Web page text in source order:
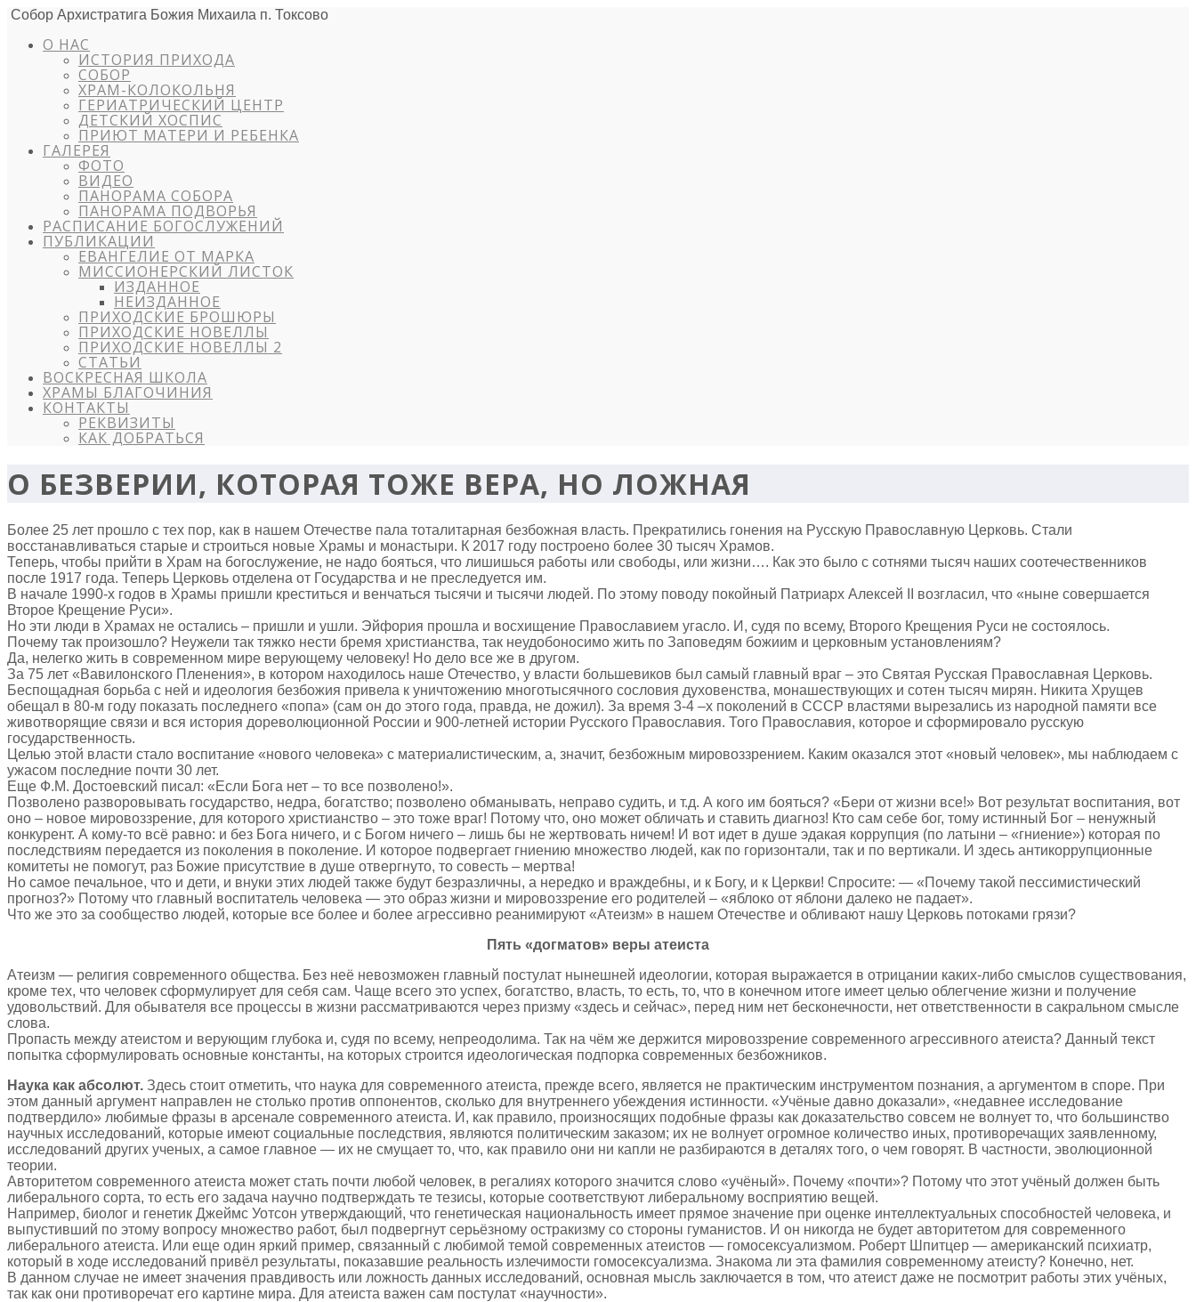
Собор Архистратига Божия Михаила п. Токсово
О НАС
ИСТОРИЯ ПРИХОДА
СОБОР
ХРАМ-КОЛОКОЛЬНЯ
ГЕРИАТРИЧЕСКИЙ ЦЕНТР
ДЕТСКИЙ ХОСПИС
ПРИЮТ МАТЕРИ И РЕБЕНКА
ГАЛЕРЕЯ
ФОТО
ВИДЕО
ПАНОРАМА СОБОРА
ПАНОРАМА ПОДВОРЬЯ
РАСПИСАНИЕ БОГОСЛУЖЕНИЙ
ПУБЛИКАЦИИ
ЕВАНГЕЛИЕ ОТ МАРКА
МИССИОНЕРСКИЙ ЛИСТОК
ИЗДАННОЕ
НЕИЗДАННОЕ
ПРИХОДСКИЕ БРОШЮРЫ
ПРИХОДСКИЕ НОВЕЛЛЫ
ПРИХОДСКИЕ НОВЕЛЛЫ 2
СТАТЬИ
ВОСКРЕСНАЯ ШКОЛА
ХРАМЫ БЛАГОЧИНИЯ
КОНТАКТЫ
РЕКВИЗИТЫ
КАК ДОБРАТЬСЯ
О БЕЗВЕРИИ, КОТОРАЯ ТОЖЕ ВЕРА, НО ЛОЖНАЯ
Более 25 лет прошло с тех пор, как в нашем Отечестве пала тоталитарная безбожная власть. Прекратились гонения на Русскую Православную Церковь. Стали
восстанавливаться старые и строиться новые Храмы и монастыри. К 2017 году построено более 30 тысяч Храмов.
Теперь, чтобы прийти в Храм на богослужение, не надо бояться, что лишишься работы или свободы, или жизни…. Как это было с сотнями тысяч наших соотечественников
после 1917 года. Теперь Церковь отделена от Государства и не преследуется им.
В начале 1990-х годов в Храмы пришли креститься и венчаться тысячи и тысячи людей. По этому поводу покойный Патриарх Алексей II возгласил, что «ныне совершается
Второе Крещение Руси».
Но эти люди в Храмах не остались – пришли и ушли. Эйфория прошла и восхищение Православием угасло. И, судя по всему, Второго Крещения Руси не состоялось.
Почему так произошло? Неужели так тяжко нести бремя христианства, так неудобоносимо жить по Заповедям божиим и церковным установлениям?
Да, нелегко жить в современном мире верующему человеку! Но дело все же в другом.
За 75 лет «Вавилонского Пленения», в котором находилось наше Отечество, у власти большевиков был самый главный враг – это Святая Русская Православная Церковь.
Беспощадная борьба с ней и идеология безбожия привела к уничтожению многотысячного сословия духовенства, монашествующих и сотен тысяч мирян. Никита Хрущев
обещал в 80-м году показать последнего «попа» (сам он до этого года, правда, не дожил). За время 3-4 –х поколений в СССР властями вырезались из народной памяти все
животворящие связи и вся история дореволюционной России и 900-летней истории Русского Православия. Того Православия, которое и сформировало русскую
государственность.
Целью этой власти стало воспитание «нового человека» с материалистическим, а, значит, безбожным мировоззрением. Каким оказался этот «новый человек», мы наблюдаем с
ужасом последние почти 30 лет.
Еще Ф.М. Достоевский писал: «Если Бога нет – то все позволено!».
Позволено разворовывать государство, недра, богатство; позволено обманывать, неправо судить, и т.д. А кого им бояться? «Бери от жизни все!» Вот результат воспитания, вот
оно – новое мировоззрение, для которого христианство – это тоже враг! Потому что, оно может обличать и ставить диагноз! Кто сам себе бог, тому истинный Бог – ненужный
конкурент. А кому-то всё равно: и без Бога ничего, и с Богом ничего – лишь бы не жертвовать ничем! И вот идет в душе эдакая коррупция (по латыни – «гниение») которая по
последствиям передается из поколения в поколение. И которое подвергает гниению множество людей, как по горизонтали, так и по вертикали. И здесь антикоррупционные
комитеты не помогут, раз Божие присутствие в душе отвергнуто, то совесть – мертва!
Но самое печальное, что и дети, и внуки этих людей также будут безразличны, а нередко и враждебны, и к Богу, и к Церкви! Спросите: — «Почему такой пессимистический
прогноз?» Потому что главный воспитатель человека — это образ жизни и мировоззрение его родителей – «яблоко от яблони далеко не падает».
Что же это за сообщество людей, которые все более и более агрессивно реанимируют «Атеизм» в нашем Отечестве и обливают нашу Церковь потоками грязи?
Пять «догматов» веры атеиста
Атеизм — религия современного общества. Без неё невозможен главный постулат нынешней идеологии, которая выражается в отрицании каких-либо смыслов существования,
кроме тех, что человек сформулирует для себя сам. Чаще всего это успех, богатство, власть, то есть, то, что в конечном итоге имеет целью облегчение жизни и получение
удовольствий. Для обывателя все процессы в жизни рассматриваются через призму «здесь и сейчас», перед ним нет бесконечности, нет ответственности в сакральном смысле
слова.
Пропасть между атеистом и верующим глубока и, судя по всему, непреодолима. Так на чём же держится мировоззрение современного агрессивного атеиста? Данный текст
попытка сформулировать основные константы, на которых строится идеологическая подпорка современных безбожников.
Наука как абсолют. Здесь стоит отметить, что наука для современного атеиста, прежде всего, является не практическим инструментом познания, а аргументом в споре. При
этом данный аргумент направлен не столько против оппонентов, сколько для внутреннего убеждения истинности. «Учёные давно доказали», «недавнее исследование
подтвердило» любимые фразы в арсенале современного атеиста. И, как правило, произносящих подобные фразы как доказательство совсем не волнует то, что большинство
научных исследований, которые имеют социальные последствия, являются политическим заказом; их не волнует огромное количество иных, противоречащих заявленному,
исследований других ученых, а самое главное — их не смущает то, что, как правило они ни капли не разбираются в деталях того, о чем говорят. В частности, эволюционной
теории.
Авторитетом современного атеиста может стать почти любой человек, в регалиях которого значится слово «учёный». Почему «почти»? Потому что этот учёный должен быть
либерального сорта, то есть его задача научно подтверждать те тезисы, которые соответствуют либеральному восприятию вещей.
Например, биолог и генетик Джеймс Уотсон утверждающий, что генетическая национальность имеет прямое значение при оценке интеллектуальных способностей человека, и
выпустивший по этому вопросу множество работ, был подвергнут серьёзному остракизму со стороны гуманистов. И он никогда не будет авторитетом для современного
либерального атеиста. Или еще один яркий пример, связанный с любимой темой современных атеистов — гомосексуализмом. Роберт Шпитцер — американский психиатр,
который в ходе исследований привёл результаты, показавшие реальность излечимости гомосексуализма. Знакома ли эта фамилия современному атеисту? Конечно, нет.
В данном случае не имеет значения правдивость или ложность данных исследований, основная мысль заключается в том, что атеист даже не посмотрит работы этих учёных,
так как они противоречат его картине мира. Для атеиста важен сам постулат «научности».